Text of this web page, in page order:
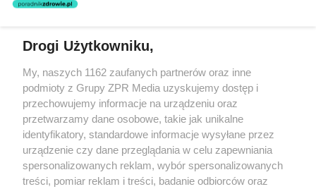
Żaden utwór zamieszczony w serwisie nie może być powielany i
rozpowszechniany lub dalej rozpowszechniany w jakikolwiek sposób
(w tym także elektroniczny lub mechaniczny) na jakimkolwiek polu
eksploatacji w jakiejkolwiek formie, włącznie z umieszczaniem w
Internecie bez pisemnej zgody właściciela praw. Jakiekolwiek użycie
lub wykorzystanie utworów w całości lub w części z naruszeniem
prawa, tzn. bez właściwej zgody, jest zabronione pod groźbą kary i
może być ścigane prawnie.
Drogi Użytkowniku,
My, naszych 1162 zaufanych partnerów oraz inne
podmioty z Grupy ZPR Media uzyskujemy dostęp i
przechowujemy informacje na urządzeniu oraz
przetwarzamy dane osobowe, takie jak unikalne
identyfikatory, standardowe informacje wysyłane przez
urządzenie czy dane przeglądania w celu zapewniania
spersonalizowanych reklam, wybór spersonalizowanych
treści, pomiar reklam i treści, badanie odbiorców oraz